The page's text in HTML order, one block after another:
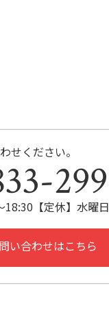
せください。
299
18:30【定休】水曜日
い合わせはこちら